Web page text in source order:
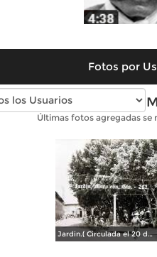
Fotos por
Fotos antiguas de
Últimas fotos agregadas se
Jardin.( Circulada el 20 de Junio de 1957 ).